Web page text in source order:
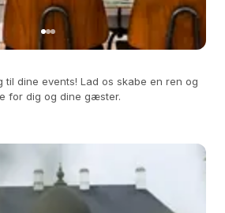
til dine events! Lad os skabe en ren og
for dig og dine gæster.